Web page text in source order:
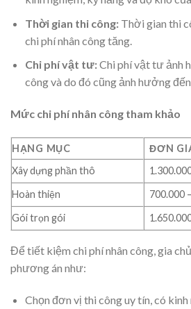
Thời gian thi công:Thời gian thi
chi phí nhân công tăng.
Chi phí vật tư:Chi phí vật tư ảnh
công và do đó cũng ảnh hưởng
Mức chi phí nhân công tham khảo
HẠNG MỤC
ĐƠN
Xây dựng phần thô
Hoàn thiện
700.000
Gói trọn gói
Để tiết kiệm chi phí nhân công, gia
phương án như:
Chọn đơn vị thi công uy tín, có kinh